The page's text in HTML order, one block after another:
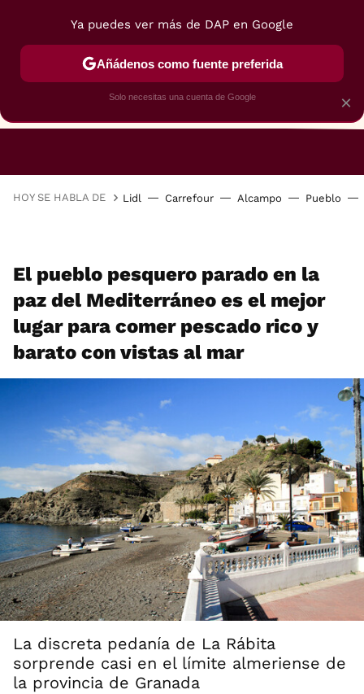
RESTAURANTES GASTROGUÍA
HOY SE HABLA DE Lidl Carrefour Alcampo Pueblo
El pueblo pesquero parado en la
paz del Mediterráneo es el mejor
lugar para comer pescado rico y
barato con vistas al mar
La discreta pedanía de La Rábita
sorprende casi en el límite almeriense de
la provincia de Granada
×
Ya puedes ver más de DAP en Google
Añádenos como fuente preferida
Solo necesitas una cuenta de Google